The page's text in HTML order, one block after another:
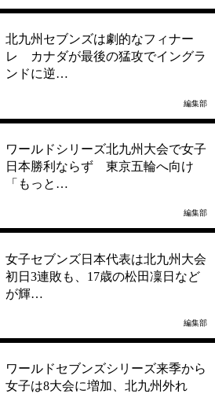
北九州セブンズは劇的なフィナー
レ カナダが最後の猛攻でイングラ
ンドに逆…
編集部
ワールドシリーズ北九州大会で女子
日本勝利ならず 東京五輪へ向け
「もっと…
編集部
女子セブンズ日本代表は北九州大会
初日3連敗も、17歳の松田凜日など
が輝…
編集部
ワールドセブンズシリーズ来季から
女子は8大会に増加、北九州外れ